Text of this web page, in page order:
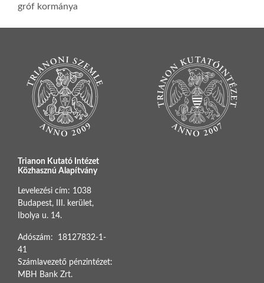
gróf kormánya
Trianon Kutató Intézet
Közhasznú Alapítvány
Levelezési cím: 1038
Budapest, III. kerület,
Ibolya u. 14.
Adószám: 18127832-1-
41
Számlavezető pénzintézet:
MBH Bank Zrt.